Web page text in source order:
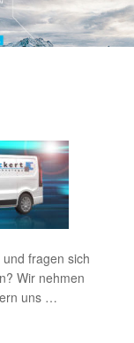
fragen sich
Wir nehmen
uns …